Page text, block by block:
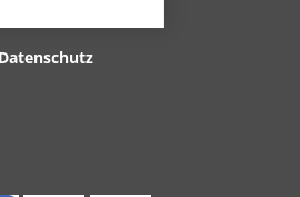
Datenschutz